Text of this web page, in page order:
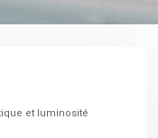
et luminosité